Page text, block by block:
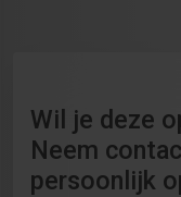
Wil je deze
Neem
persoonlijk